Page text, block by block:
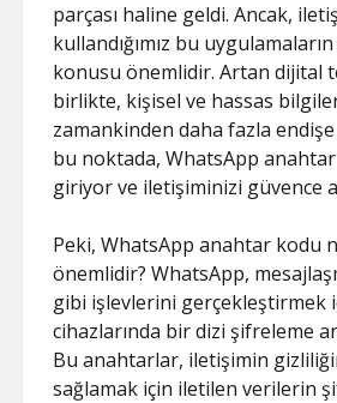
parçası haline geldi. Ancak,
kullandığımız bu
konusu önemlidir. Artan dijital
birlikte, kişisel ve hassas
zamankinden daha fazla endişe
bu noktada, WhatsApp
giriyor ve iletişiminizi güvence
Peki, WhatsApp anahtar kodu
önemlidir? WhatsApp,
gibi işlevlerini gerçekleştirmek
cihazlarında bir dizi şifreleme
Bu anahtarlar, iletişimin
sağlamak için iletilen verilerin